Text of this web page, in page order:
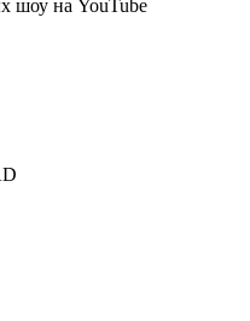
шоу на YouTube